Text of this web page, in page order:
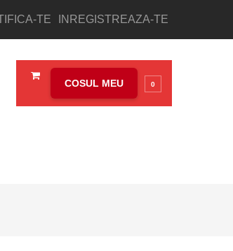
TE INREGISTREAZA-TE
COSUL MEU 0